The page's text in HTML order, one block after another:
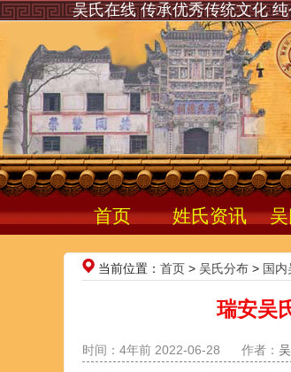
吴氏在线 传承优秀传统文化
首页 姓氏资讯
当前位置： 首页 > 吴氏分布 > 国内
瑞安吴
时间：4年前 2022-06-28 作者：